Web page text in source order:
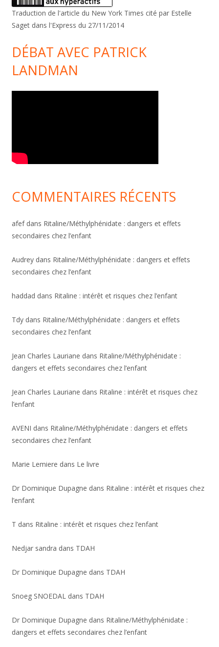
Traduction de l'article du New York Times cité par Estelle
Saget dans l'Express du 27/11/2014
DÉBAT AVEC PATRICK
LANDMAN
COMMENTAIRES RÉCENTS
afefdans Ritaline/Méthylphénidate : dangers et effets
secondaires chez l’enfant
Audrey dans Ritaline/Méthylphénidate : dangers et effets
secondaires chez l’enfant
haddad dans Ritaline : intérêt et risques chez l’enfant
Tdy dans Ritaline/Méthylphénidate : dangers et effets
secondaires chez l’enfant
Jean Charles Lauriane dans Ritaline/Méthylphénidate :
dangers et effets secondaires chez l’enfant
Jean Charles Lauriane dans Ritaline : intérêt et risques chez
l’enfant
AVENI dans Ritaline/Méthylphénidate : dangers et effets
secondaires chez l’enfant
Marie Lemiere dans Le livre
Dr Dominique Dupagne dans Ritaline : intérêt et risques chez
l’enfant
T dans Ritaline : intérêt et risques chez l’enfant
Nedjar sandra dans TDAH
Dr Dominique Dupagne dans TDAH
Snoeg SNOEDAL dans TDAH
Dr Dominique Dupagne dans Ritaline/Méthylphénidate :
dangers et effets secondaires chez l’enfant